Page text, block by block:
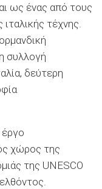
ως ένας από τους
τέχνης.
συλλογή
δεύτερη
χώρος της
της UNESCO